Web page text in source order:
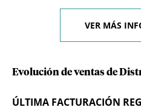
VER MÁS
Evolución de ventas de
ÚLTIMA FACTURACIÓN